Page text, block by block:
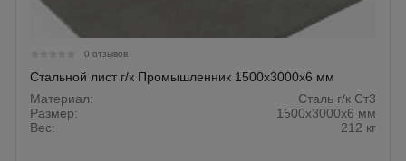
0 отзывов
Стальной лист г/к Промышленник 1500х3000х6 мм
Материал:
Сталь г/к Ст3
Размер:
1500х3000х6 мм
Вес:
212 кг